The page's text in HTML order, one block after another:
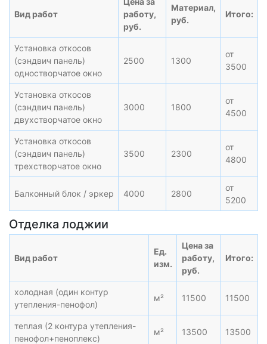
Вид работ
работу,
руб.
Материал,
руб.
Итого:
Установка откосов
(сэндвич панель)
одностворчатое окно
2500 1300
от
3500
Установка откосов
(сэндвич панель)
двухстворчатое окно
3000 1800
от
4500
Установка откосов
(сэндвич панель)
трехстворчатое окно
3500 2300
от
4800
Балконный блок / эркер 4000 2800
от
5200
Отделка лоджии
Вид работ
Ед.
изм.
Цена за
работу,
руб.
Итого:
холодная (один контур
утепления-пенофол)
м² 11500 11500
теплая (2 контура утепления-
пенофол+пеноплекс)
м² 13500 13500